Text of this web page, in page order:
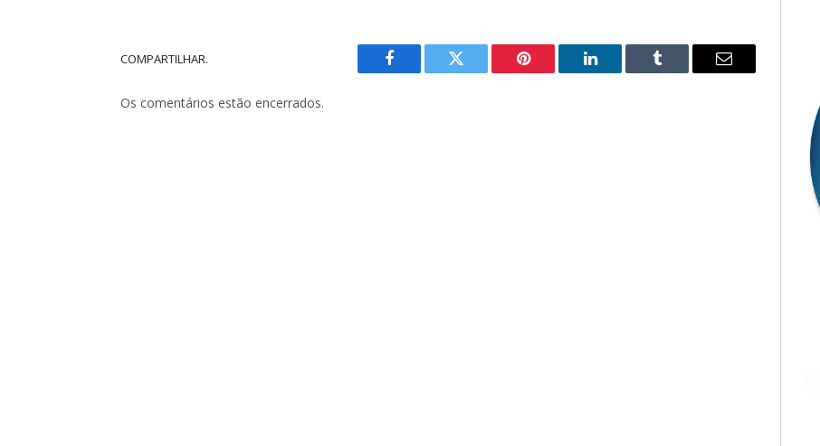
COMPARTILHAR.
Facebook Twitter Pinterest LinkedIn Tumblr
E-
Os comentários estão encerrados.